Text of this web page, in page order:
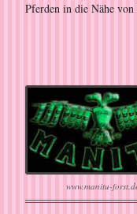
Pferden in die Nähe
www.manitu-